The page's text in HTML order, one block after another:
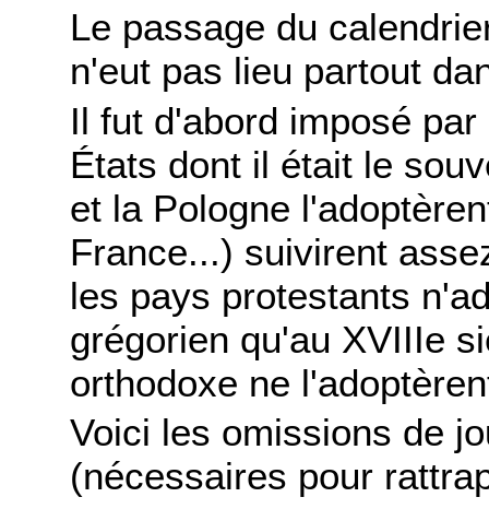
Le passage du
n'eut pas lieu partout
Il fut d'abord imposé
États dont il était le
et la Pologne
France...) suivirent
les pays protestants
grégorien qu'au XVIIIe
orthodoxe ne
Voici les omissions de
(nécessaires pour